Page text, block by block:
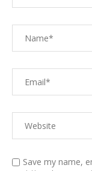
Save my name,